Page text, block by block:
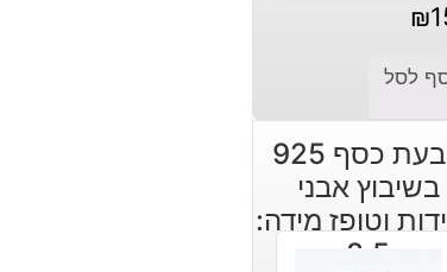
₪
לסל
טבעת כסף 925
בשיבוץ אבני
וטופז מידה:
8.5